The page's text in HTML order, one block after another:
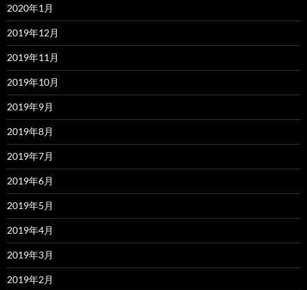
2020年1月
2019年12月
2019年11月
2019年10月
2019年9月
2019年8月
2019年7月
2019年6月
2019年5月
2019年4月
2019年3月
2019年2月